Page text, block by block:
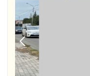
prev